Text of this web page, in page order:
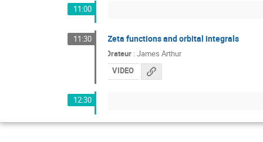
11:00
11:30 Zeta functions and orbital integrals
Orateur :James Arthur
VIDEO
12:30